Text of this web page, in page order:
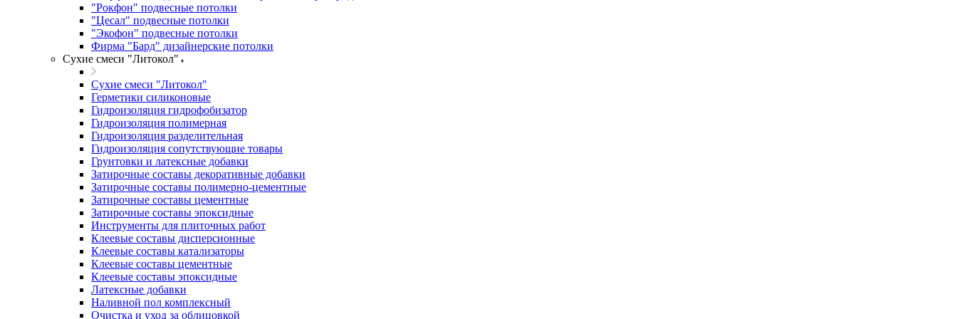
"Рокфон" подвесные потолки
"Цесал" подвесные потолки
"Экофон" подвесные потолки
Фирма "Бард" дизайнерские потолки
Сухие смеси "Литокол"
Сухие смеси "Литокол"
Герметики силиконовые
Гидроизоляция гидрофобизатор
Гидроизоляция полимерная
Гидроизоляция разделительная
Гидроизоляция сопутствующие товары
Грунтовки и латексные добавки
Затирочные составы декоративные добавки
Затирочные составы полимерно-цементные
Затирочные составы цементные
Затирочные составы эпоксидные
Инструменты для плиточных работ
Клеевые составы дисперсионные
Клеевые составы катализаторы
Клеевые составы цементные
Клеевые составы эпоксидные
Латексные добавки
Наливной пол комплексный
Очистка и уход за облицовкой